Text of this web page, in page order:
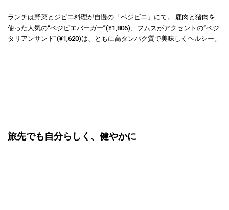
ランチは野菜とジビエ料理が自慢の「ベジビエ」にて。 鹿肉と猪肉を
使った人気の“ベジビエバーガー”(¥1,806)、フムスがアクセントの“ベジ
タリアンサンド”(¥1,620)は、ともに高タンパク質で美味しくヘルシー。
旅先でも自分らしく、健やかに